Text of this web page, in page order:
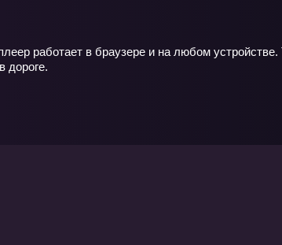
работает в браузере и на любом
дороге.